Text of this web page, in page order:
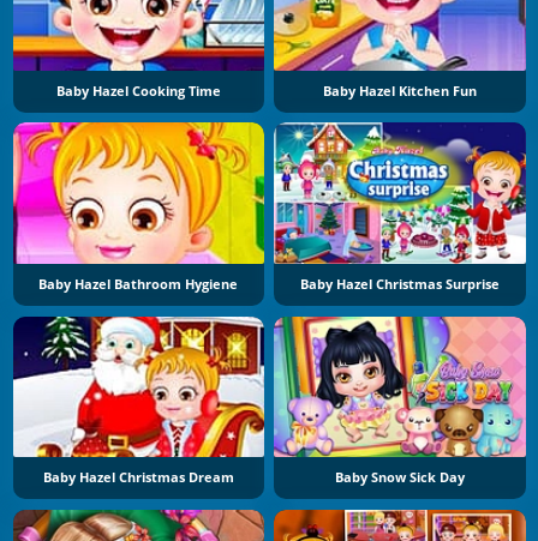
Baby Hazel Cooking Time Baby Hazel Kitchen Fun
Baby Hazel Bathroom Hygiene Baby Hazel Christmas Surprise
Baby Hazel Christmas Dream Baby Snow Sick Day